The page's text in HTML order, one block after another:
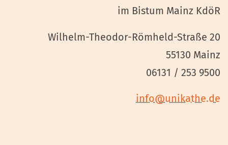
im Bistum Mainz KdöR
Wilhelm-Theodor-Römheld-Straße 20
55130 Mainz
06131 / 253 9500
info@unikathe.de